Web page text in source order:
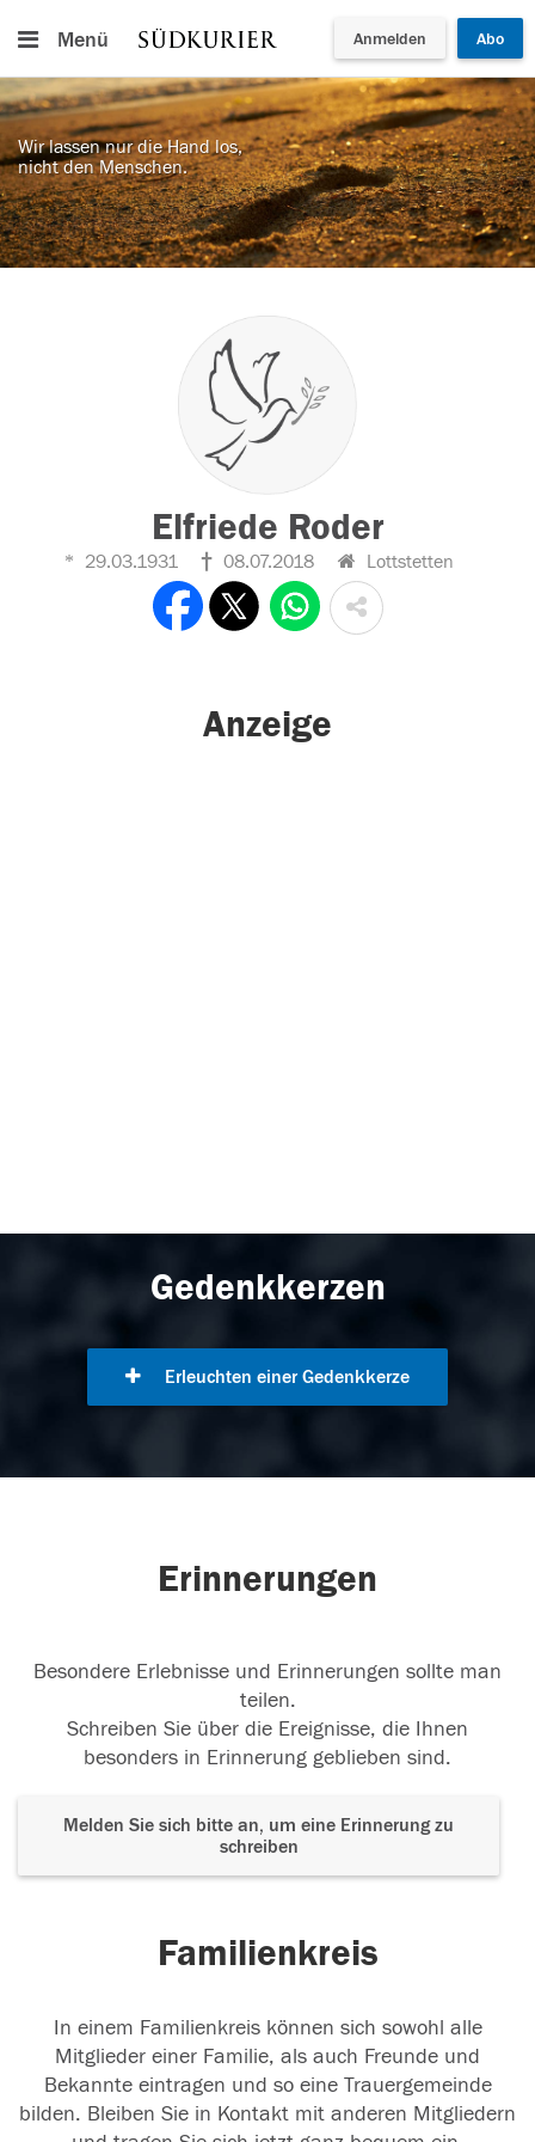
Menü Anmelden Abo
Wir lassen nur die Hand los,
nicht den Menschen.
Elfriede Roder
29.03.1931 08.07.2018 Lottstetten
Anzeige
Gedenkkerzen
Erleuchten einer Gedenkkerze
Erinnerungen
Besondere Erlebnisse und Erinnerungen sollte man
teilen.
Schreiben Sie über die Ereignisse, die Ihnen
besonders in Erinnerung geblieben sind.
Melden Sie sich bitte an, um eine Erinnerung zu
schreiben
Familienkreis
In einem Familienkreis können sich sowohl alle
Mitglieder einer Familie, als auch Freunde und
Bekannte eintragen und so eine Trauergemeinde
bilden. Bleiben Sie in Kontakt mit anderen Mitgliedern